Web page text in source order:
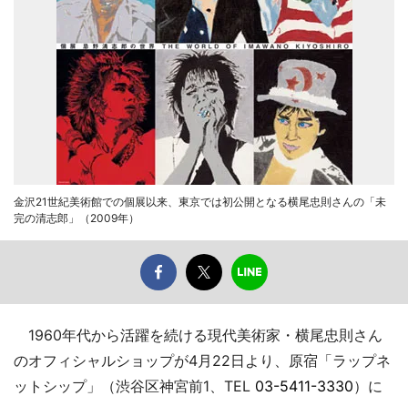
金沢21世紀美術館での個展以来、東京では初公開となる横尾忠則さんの「未
完の清志郎」（2009年）
1960年代から活躍を続ける現代美術家・横尾忠則さん
のオフィシャルショップが4月22日より、原宿「ラップネ
ットシップ」（渋谷区神宮前1、TEL 03-5411-3330）に